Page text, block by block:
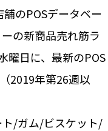
のPOSデータベー
の新商品売れ筋ラ
曜日に、最新のPOS
2019年第26週以
/ガム/ビスケット/